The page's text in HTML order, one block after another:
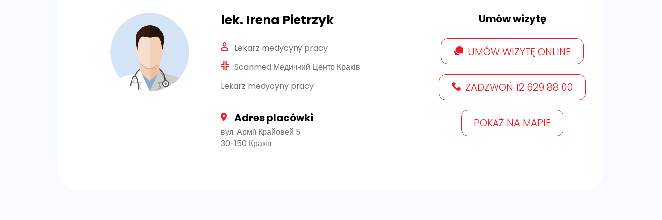
lek. Irena Pietrzyk
Lekarz medycyny pracy
Scanmed Медичний Центр Краків
Lekarz medycyny pracy
Adres placówki
вул. Армії Крайовей 5
30-150 Краків
Umów wizytę
UMÓW WIZYTĘ ONLINE
ZADZWOŃ 12 629 88 00
POKAŻ NA MAPIE